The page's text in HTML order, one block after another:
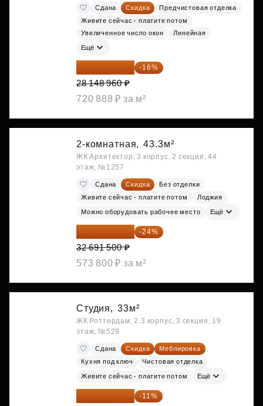
Сдана Скидка
Предчистовая отделка
Живите сейчас - платите потом
Увеличенное число окон
Линейная
Ещё
23 645 126 ₽ -16%
28 148 960 ₽
720 888 ₽ за м²
2-комнатная, 43.3м²
ЖК Архитектор, 3 корпус, 2 секция, 44
этаж, №1257
Сдана Скидка
Без отделки
Живите сейчас - платите потом
Лоджия
Можно оборудовать рабочее место Ещё
24 845 540 ₽ -24%
32 691 500 ₽
573 800 ₽ за м²
Студия, 33м²
ЖК Роттердам, 2.3 корпус, 3 секция, 19
этаж, №529
Сдана Скидка
Меблировка
Кухня под ключ
Чистовая отделка
Живите сейчас - платите потом Ещё
25 264 074 ₽ -11%